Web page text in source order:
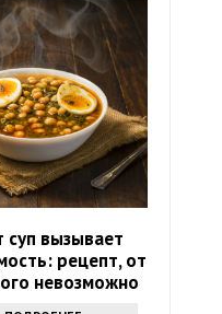
суп вызывает
рецепт, от
невозможно